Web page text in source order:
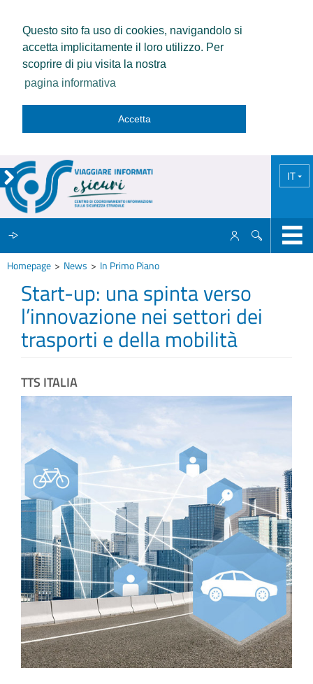
Questo sito fa uso di cookies, navigandolo si
accetta implicitamente il loro utilizzo. Per
scoprire di piu visita la nostra
pagina informativa
Accetta
IT
IL CCISS
NEWS
INFO E MEDIA
IN VIAGGIO
Homepage News In Primo Piano
Start-up: una spinta verso
l’innovazione nei settori dei
trasporti e della mobilità
TTS ITALIA